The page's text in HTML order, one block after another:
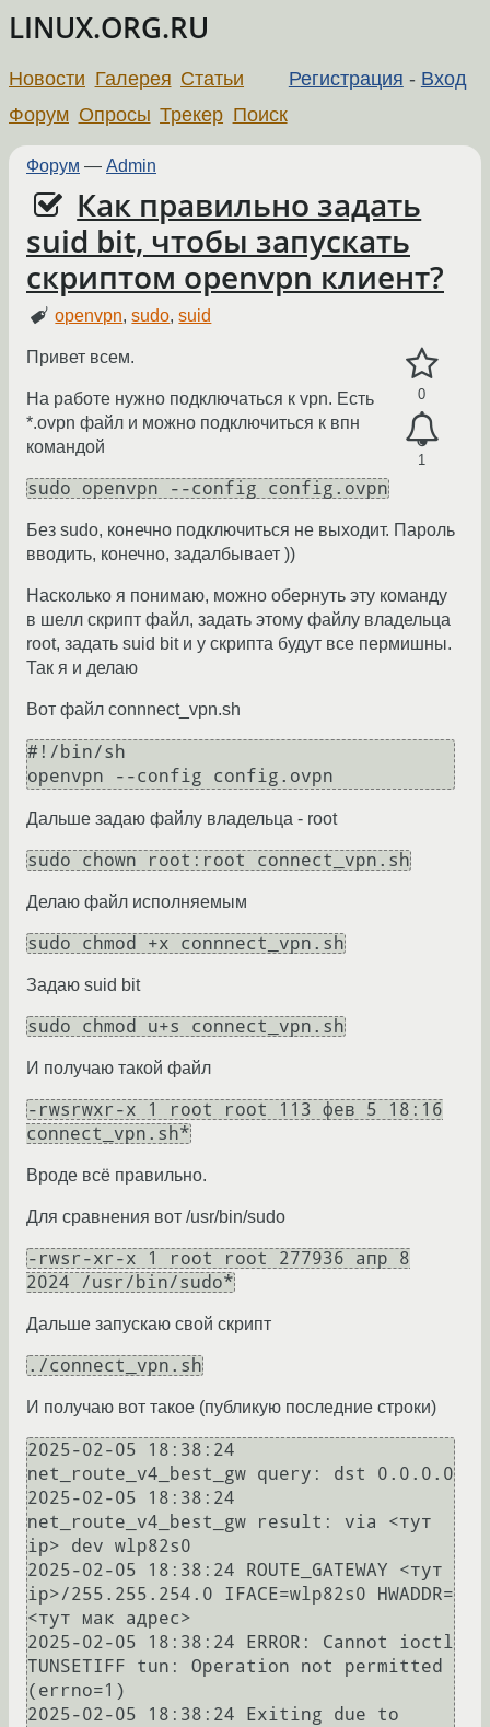
LINUX.ORG.RU
Регистрация - Вход
Новости Галерея Статьи
Форум Опросы Трекер Поиск
Форум — Admin
Как правильно задать
suid bit, чтобы запускать
скриптом openvpn клиент?
openvpn,sudo,suid
0
1
Привет всем.
На работе нужно подключаться к vpn. Есть
*.ovpn файл и можно подключиться к впн
командой
sudo openvpn --config config.ovpn
Без sudo, конечно подключиться не выходит. Пароль
вводить, конечно, задалбывает ))
Насколько я понимаю, можно обернуть эту команду
в шелл скрипт файл, задать этому файлу владельца
root, задать suid bit и у скрипта будут все пермишны.
Так я и делаю
Вот файл connnect_vpn.sh
#!/bin/sh
Дальше задаю файлу владельца - root
sudo chown root:root connect_vpn.sh
Делаю файл исполняемым
sudo chmod +x connnect_vpn.sh
Задаю suid bit
sudo chmod u+s connect_vpn.sh
И получаю такой файл
-rwsrwxr-x 1 root root 113 фев 5 18:16
connect_vpn.sh*
Вроде всё правильно.
Для сравнения вот /usr/bin/sudo
-rwsr-xr-x 1 root root 277936 апр 8
2024 /usr/bin/sudo*
Дальше запускаю свой скрипт
./connect_vpn.sh
И получаю вот такое (публикую последние строки)
2025-02-05 18:38:24
net_route_v4_best_gw query: dst 0.0.0.0
2025-02-05 18:38:24
net_route_v4_best_gw result: via <тут
ip> dev wlp82s0
2025-02-05 18:38:24 ROUTE_GATEWAY <тут
ip>/255.255.254.0 IFACE=wlp82s0 HWADDR=
<тут мак адрес>
2025-02-05 18:38:24 ERROR: Cannot ioctl
TUNSETIFF tun: Operation not permitted
(errno=1)
2025-02-05 18:38:24 Exiting due to